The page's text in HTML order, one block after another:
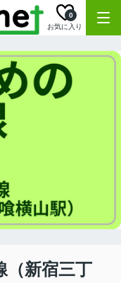
お気に入り
0
（新宿三丁